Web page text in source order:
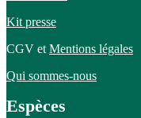
Kit presse
CGV et Mentions légales
Qui sommes-nous
Espèces